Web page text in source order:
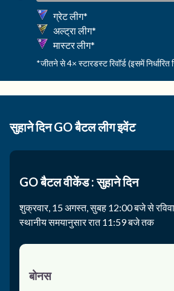
ग्रेट लीग*
अल्ट्रा लीग*
मास्टर लीग*
*जीतने से 4× स्टारडस्ट रिवॉर्ड (इसमें निर्धारित
सुहाने दिन GO बैटल लीग इवेंट
GO बैटल वीकेंड : सुहाने दिन
शुक्रवार, 15 अगस्त, सुबह 12:00 बजे से
स्थानीय समयानुसार रात 11:59 बजे तक
बोनस